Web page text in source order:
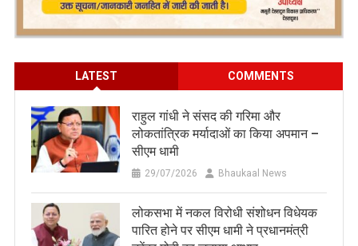
LATEST COMMENTS
राहुल गांधी ने संसद की गरिमा और
लोकतांत्रिक मर्यादाओं का किया अपमान –
सीएम धामी
29/07/2026 Bhaukaal News
लोकसभा में नकल विरोधी संशोधन विधेयक
पारित होने पर सीएम धामी ने प्रधानमंत्री